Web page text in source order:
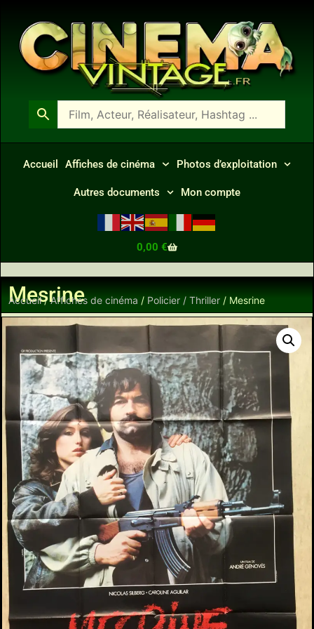
Accueil Affiches de cinéma Photos d’exploitation
Autres documents Mon compte
0,00 €
Mesrine
Accueil/Affiches de cinéma / Policier / Thriller / Mesrine